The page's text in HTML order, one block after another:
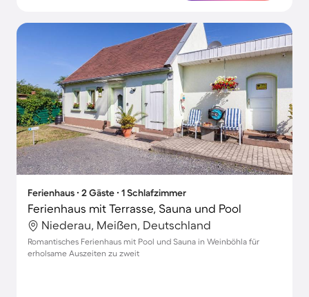
Ferienhaus ∙ 2 Gäste ∙ 1 Schlafzimmer
Ferienhaus mit Terrasse, Sauna und Pool
Niederau, Meißen, Deutschland
Romantisches Ferienhaus mit Pool und Sauna in Weinböhla für
erholsame Auszeiten zu zweit